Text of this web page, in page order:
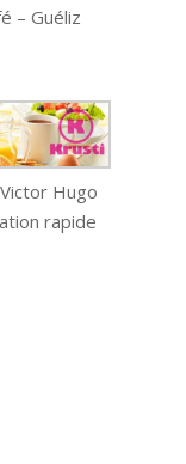
– Guéliz
Hugo
rapide